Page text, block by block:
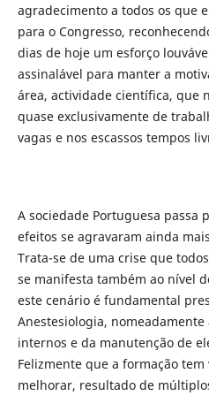
agradecimento a todos os que
para o Congresso,
dias de hoje um esforço
assinalável para manter a
área, actividade científica, que
quase exclusivamente de
vagas e nos escassos tempos
A sociedade Portuguesa passa
efeitos se agravaram ainda
Trata-se de uma crise que
se manifesta também ao nível
este cenário é fundamental
Anestesiologia,
internos e da manutenção de
Felizmente que a formação
melhorar, resultado de